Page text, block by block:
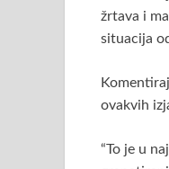
žrtava i
situacija
ovakvih
“To je u